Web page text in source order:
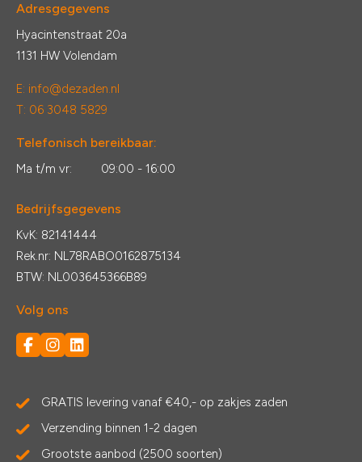
Adresgegevens
Hyacintenstraat 20a
1131 HW Volendam
E: info@dezaden.nl
T: 06 3048 5829
Telefonisch bereikbaar:
Ma t/m vr: 09:00 - 16:00
Bedrijfsgegevens
KvK: 82141444
Rek.nr: NL78RABO0162875134
BTW: NL003645366B89
Volg ons
GRATIS levering vanaf €40,- op zakjes zaden
Verzending binnen 1-2 dagen
Grootste aanbod (2500 soorten)